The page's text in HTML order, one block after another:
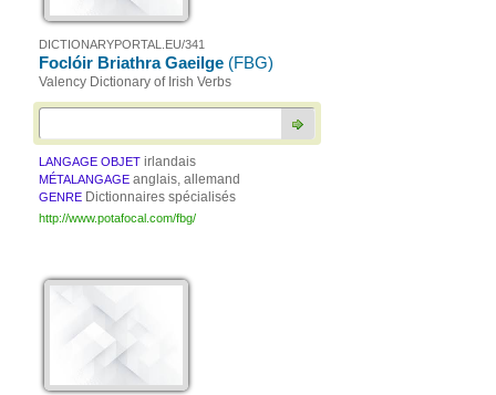
DICTIONARYPORTAL.EU/341
Foclóir Briathra Gaeilge (FBG)
Valency Dictionary of Irish Verbs
LANGAGE OBJET irlandais
MÉTALANGAGE anglais, allemand
GENRE Dictionnaires spécialisés
http://www.potafocal.com/fbg/